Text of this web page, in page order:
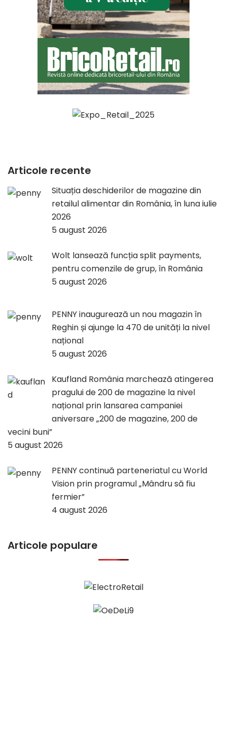
Articole recente
Situația deschiderilor de magazine din
retailul alimentar din România, în luna iulie
2026
5 august 2026
Wolt lansează funcția split payments,
pentru comenzile de grup, în România
5 august 2026
PENNY inaugurează un nou magazin în
Reghin și ajunge la 470 de unități la nivel
național
5 august 2026
Kaufland România marchează atingerea
pragului de 200 de magazine la nivel
național prin lansarea campaniei
aniversare „200 de magazine, 200 de
vecini buni”
5 august 2026
PENNY continuă parteneriatul cu World
Vision prin programul „Mândru să fiu
fermier”
4 august 2026
Articole populare